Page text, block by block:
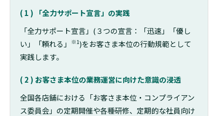
( 1 ) 「全力サポート宣言」の実践
「全力サポート宣言」(３つの宣言：「迅速」「優し
い」「頼れる」
※1)をお客さま本位の行動規範として
実践します。
( 2 ) お客さま本位の業務運営に向けた意識の浸透
全国各店舗における「お客さま本位・コンプライアン
ス委員会」の定期開催や各種研修、定期的な社員向け